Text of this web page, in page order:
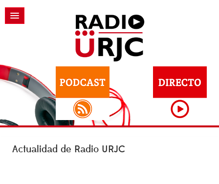
Actualidad de Radio URJC